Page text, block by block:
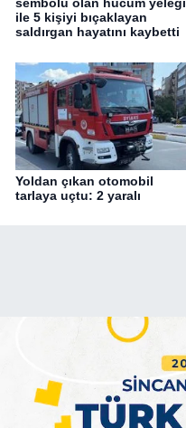
ile 5 kişiyi bıçaklayan
saldırgan hayatını kaybetti
Yoldan çıkan otomobil
tarlaya uçtu: 2 yaralı